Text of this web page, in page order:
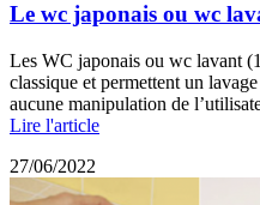
Le wc japonais ou wc
Les WC japonais ou wc lavant
classique et permettent un
aucune manipulation de
Lire l'article
27/06/2022